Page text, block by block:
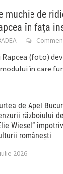
muchie de
în fața
(foto)
în care
de Apel
războiului
Wiesel”
românești
2026